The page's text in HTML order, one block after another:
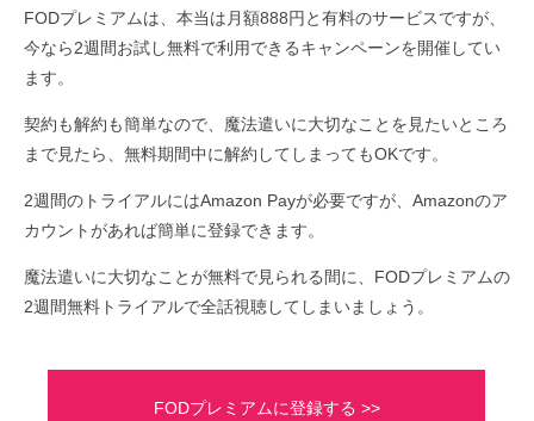
FODプレミアムは、本当は月額888円と有料のサービスですが、
今なら2週間お試し無料で利用できるキャンペーンを開催してい
ます。
契約も解約も簡単なので、魔法遣いに大切なことを見たいところ
まで見たら、無料期間中に解約してしまってもOKです。
2週間のトライアルにはAmazon Payが必要ですが、Amazonのア
カウントがあれば簡単に登録できます。
魔法遣いに大切なことが無料で見られる間に、FODプレミアムの
2週間無料トライアルで全話視聴してしまいましょう。
FODプレミアムに登録する >>